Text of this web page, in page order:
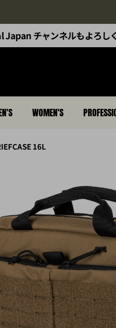
Japan チャンネルもよろし
WOMEN'S
16L